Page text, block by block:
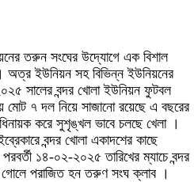
তরুন সংঘের উদ্যোগে এক বিশাল
ইউনিয়ন সহ বিভিন্ন ইউনিয়নের
সালের বন্দর খোলা ইউনিয়ন ফুটবল
মোট ৭ দল নিয়ে সাজানো রয়েছে এ বছরের
করে সুশৃঙ্খল ভাবে চলছে খেলা ।
বন্দর খোলা একাদশের কাছে
১৪-০২-২০২৫ তারিখের ম্যাচে বন্দর
পরাজিত হন তরুণ সংঘ ক্লাব ।